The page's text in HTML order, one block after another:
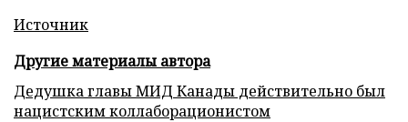
Источник
Другие материалы автора
Дедушка главы МИД Канады действительно был
нацистским коллаборационистом